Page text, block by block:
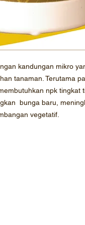
kandungan mikro
tanaman. Terutama
npk tingkat
bunga baru,
vegetatif.